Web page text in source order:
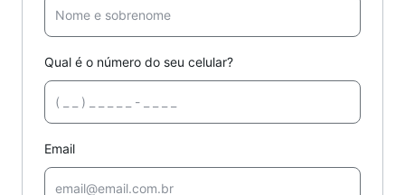
Qual é o número do seu celular?
Email